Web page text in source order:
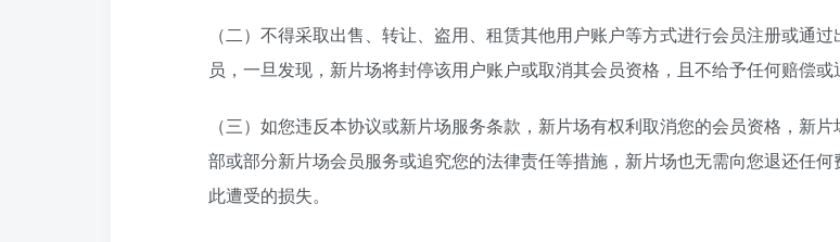
（二）不得采取出售、转让、盗用、租赁其他用户账户等方式进行会员注册或通
员，一旦发现，新片场将封停该用户账户或取消其会员资格，且不给予任何赔偿或
（三）如您违反本协议或新片场服务条款，新片场有权利取消您的会员资格，新
部或部分新片场会员服务或追究您的法律责任等措施，新片场也无需向您退还任
此遭受的损失。